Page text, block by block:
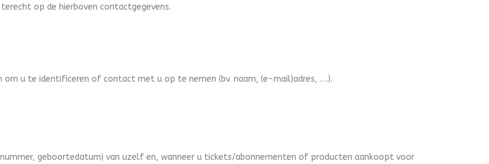
op de hierboven contactgegevens.
om u te identificeren of contact met u op te nemen (bv. naam, (e-mail)adres, ….).
geboortedatum) van uzelf en, wanneer u tickets/abonnementen of producten aankoopt voor